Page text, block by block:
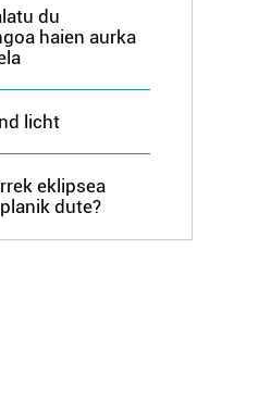
du
haien aurka
licht
eklipsea
dute?